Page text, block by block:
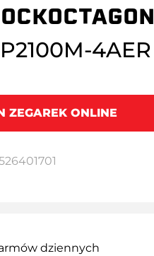
4AER
ZEGAREK ONLINE
dziennych